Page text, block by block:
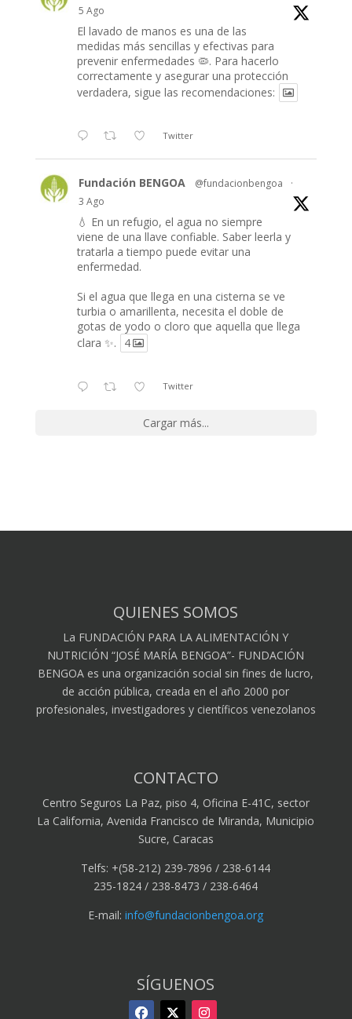
5 Ago
El lavado de manos es una de las
medidas más sencillas y efectivas para
prevenir enfermedades 🦠. Para hacerlo
correctamente y asegurar una protección
verdadera, sigue las recomendaciones:
Twitter
Fundación BENGOA @fundacionbengoa
·
3 Ago
💧 En un refugio, el agua no siempre
viene de una llave confiable. Saber leerla y
tratarla a tiempo puede evitar una
enfermedad.
Si el agua que llega en una cisterna se ve
turbia o amarillenta, necesita el doble de
gotas de yodo o cloro que aquella que llega
clara ✨.
4
Twitter
Cargar más...
QUIENES SOMOS
La FUNDACIÓN PARA LA ALIMENTACIÓN Y
NUTRICIÓN “JOSÉ MARÍA BENGOA”- FUNDACIÓN
BENGOA es una organización social sin fines de lucro,
de acción pública, creada en el año 2000 por
profesionales, investigadores y científicos venezolanos
CONTACTO
Centro Seguros La Paz, piso 4, Oficina E-41C, sector
La California, Avenida Francisco de Miranda, Municipio
Sucre, Caracas
Telfs: +(58-212) 239-7896 / 238-6144
235-1824 / 238-8473 / 238-6464
E-mail:info@fundacionbengoa.org
SÍGUENOS